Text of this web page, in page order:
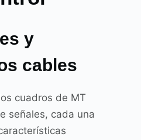
y
cables
cuadros de MT
señales, cada una